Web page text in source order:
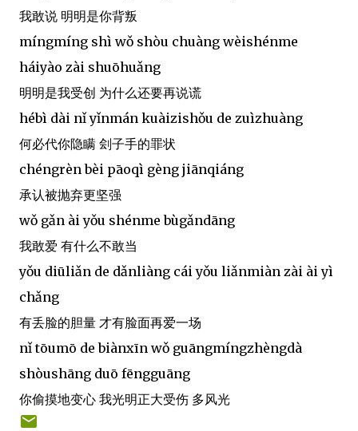
我敢说 明明是你背叛
míngmíng shì wǒ shòu chuàng wèishénme
háiyào zài shuōhuǎng
明明是我受创 为什么还要再说谎
hébì dài nǐ yǐnmán kuàizishǒu de zuìzhuàng
何必代你隐瞒 刽子手的罪状
chéngrèn bèi pāoqì gèng jiānqiáng
承认被抛弃更坚强
wǒ gǎn ài yǒu shénme bùgǎndāng
我敢爱 有什么不敢当
yǒu diūliǎn de dǎnliàng cái yǒu liǎnmiàn zài ài yì
chǎng
有丢脸的胆量 才有脸面再爱一场
nǐ tōumō de biànxīn wǒ guāngmíngzhèngdà
shòushāng duō fēngguāng
你偷摸地变心 我光明正大受伤 多风光